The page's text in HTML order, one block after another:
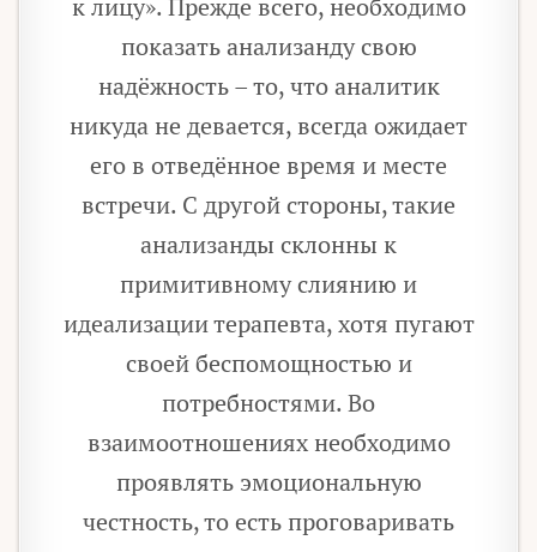
к лицу». Прежде всего, необходимо
показать анализанду свою
надёжность – то, что аналитик
никуда не девается, всегда ожидает
его в отведённое время и месте
встречи. С другой стороны, такие
анализанды склонны к
примитивному слиянию и
идеализации терапевта, хотя пугают
своей беспомощностью и
потребностями. Во
взаимоотношениях необходимо
проявлять эмоциональную
честность, то есть проговаривать